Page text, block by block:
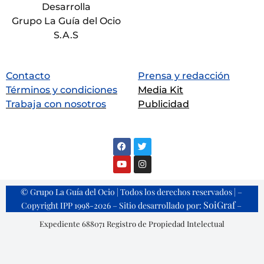
Desarrolla
Grupo La Guía del Ocio
S.A.S
Contacto
Términos y condiciones
Trabaja con nosotros
Prensa y redacción
Media Kit
Publicidad
© Grupo La Guía del Ocio | Todos los derechos reservados | –
Copyright IPP 1998-2026 – Sitio desarrollado por: SoiGraf–
Expediente 688071 Registro de Propiedad Intelectual